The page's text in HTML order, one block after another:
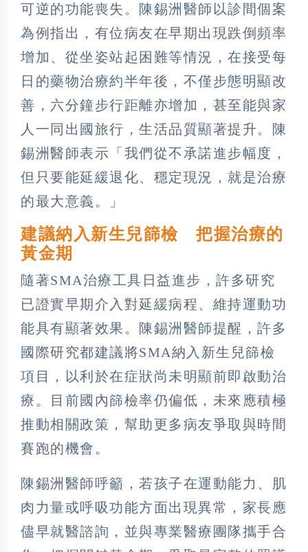
可逆的功能喪失。陳錫洲醫師以診間個案
為例指出，有位病友在早期出現跌倒頻率
增加、從坐姿站起困難等情況，在接受每
日的藥物治療約半年後，不僅步態明顯改
善，六分鐘步行距離亦增加，甚至能與家
人一同出國旅行，生活品質顯著提升。陳
錫洲醫師表示「我們從不承諾進步幅度，
但只要能延緩退化、穩定現況，就是治療
的最大意義。」
建議納入新生兒篩檢 把握治療的
黃金期
隨著SMA治療工具日益進步，許多研究
已證實早期介入對延緩病程、維持運動功
能具有顯著效果。陳錫洲醫師提醒，許多
國際研究都建議將SMA納入新生兒篩檢
項目，以利於在症狀尚未明顯前即啟動治
療。目前國內篩檢率仍偏低，未來應積極
推動相關政策，幫助更多病友爭取與時間
賽跑的機會。
陳錫洲醫師呼籲，若孩子在運動能力、肌
肉力量或呼吸功能方面出現異常，家長應
儘早就醫諮詢，並與專業醫療團隊攜手合